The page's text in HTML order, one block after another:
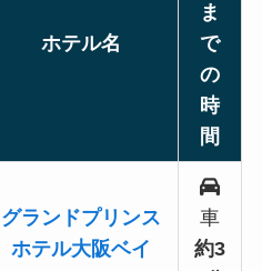
ホテル名
ま
で
の
時
間
グランドプリンス
ホテル大阪ベイ
車
約3